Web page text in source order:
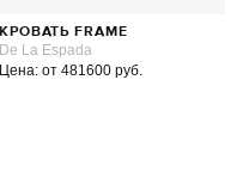
КРОВАТЬ FRAME
De La Espada
Цена: от 481600 руб.